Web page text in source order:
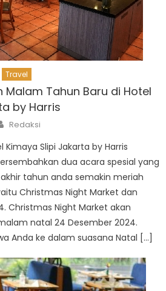
Travel
Malam Tahun Baru di Hotel
by Harris
Author
Redaksi
Kimaya Slipi Jakarta by Harris
dua acara spesial yang
tahun anda semakin meriah
Christmas Night Market dan
Christmas Night Market akan
natal 24 Desember 2024.
Anda ke dalam suasana Natal […]